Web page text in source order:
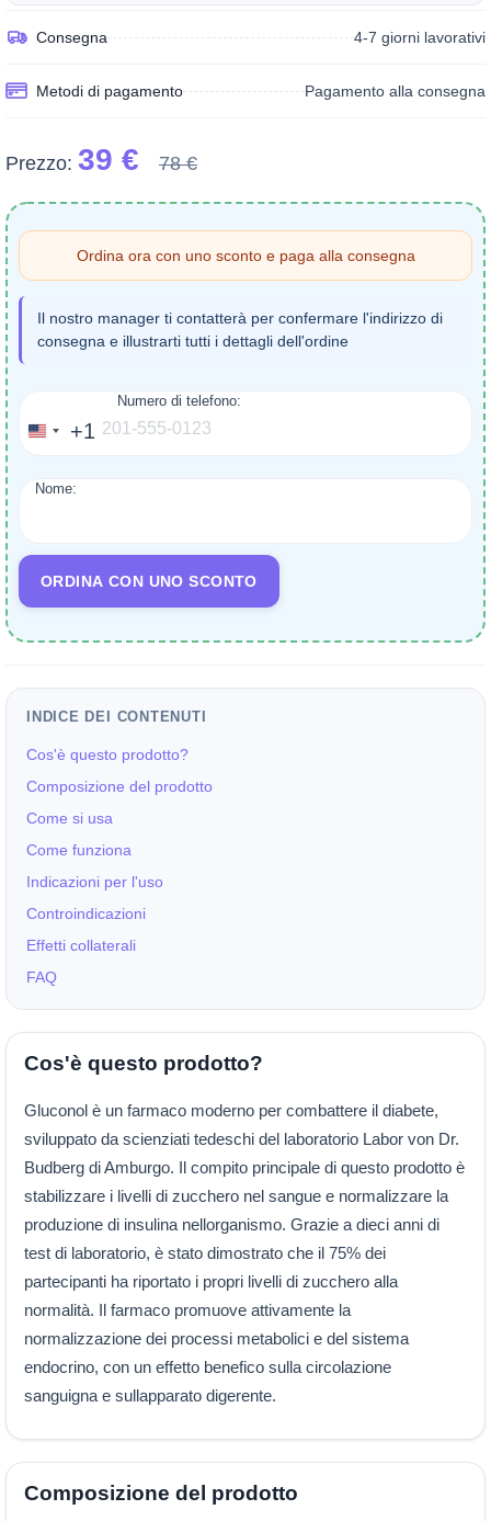
Consegna 4-7 giorni lavorativi
Metodi di pagamento Pagamento alla consegna
Prezzo: 39 € 78 €
Ordina ora con uno sconto e paga alla consegna
Il nostro manager ti contatterà per confermare l'indirizzo di
consegna e illustrarti tutti i dettagli dell'ordine
Numero di telefono:
United
+1
+1
Nome:
ORDINA CON UNO SCONTO
INDICE DEI CONTENUTI
Cos'è questo prodotto?
Composizione del prodotto
Come si usa
Come funziona
Indicazioni per l'uso
Controindicazioni
Effetti collaterali
FAQ
Cos'è questo prodotto?
Gluconol è un farmaco moderno per combattere il diabete,
sviluppato da scienziati tedeschi del laboratorio Labor von Dr.
Budberg di Amburgo. Il compito principale di questo prodotto è
stabilizzare i livelli di zucchero nel sangue e normalizzare la
produzione di insulina nellorganismo. Grazie a dieci anni di
test di laboratorio, è stato dimostrato che il 75% dei
partecipanti ha riportato i propri livelli di zucchero alla
normalità. Il farmaco promuove attivamente la
normalizzazione dei processi metabolici e del sistema
endocrino, con un effetto benefico sulla circolazione
sanguigna e sullapparato digerente.
Composizione del prodotto